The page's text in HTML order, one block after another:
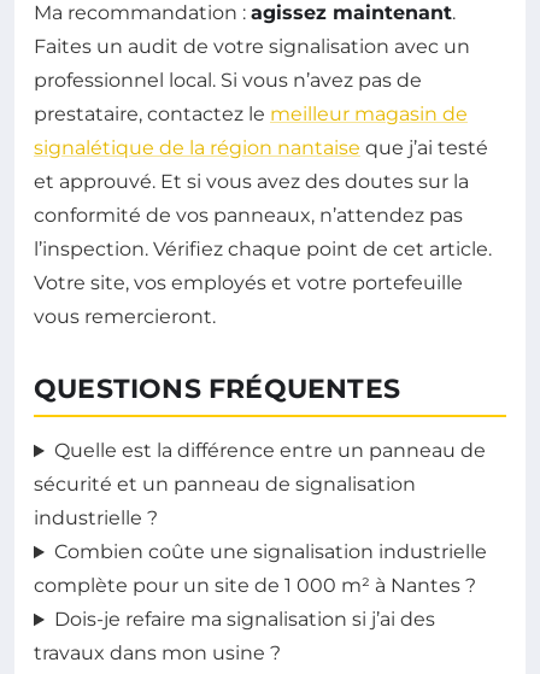
Ma recommandation : agissez maintenant.
Faites un audit de votre signalisation avec un
professionnel local. Si vous n’avez pas de
prestataire, contactez le meilleur magasin de
signalétique de la région nantaise que j’ai testé
et approuvé. Et si vous avez des doutes sur la
conformité de vos panneaux, n’attendez pas
l’inspection. Vérifiez chaque point de cet article.
Votre site, vos employés et votre portefeuille
vous remercieront.
QUESTIONS FRÉQUENTES
Quelle est la différence entre un panneau de
sécurité et un panneau de signalisation
industrielle ?
Combien coûte une signalisation industrielle
complète pour un site de 1 000 m² à Nantes ?
Dois-je refaire ma signalisation si j’ai des
travaux dans mon usine ?